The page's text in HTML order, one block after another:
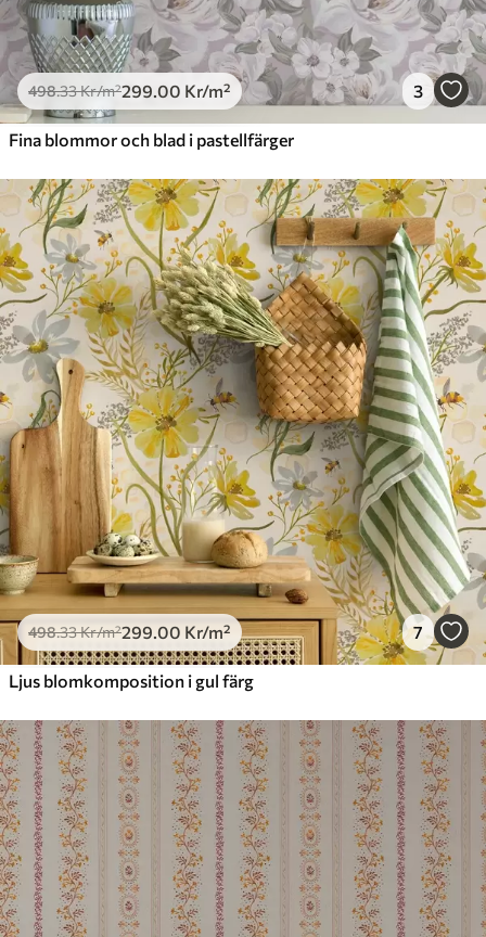
498.33Kr/m²299.00 Kr/m² 3
Fina blommor och blad i pastellfärger
498.33Kr/m²299.00 Kr/m² 7
Ljus blomkomposition i gul färg